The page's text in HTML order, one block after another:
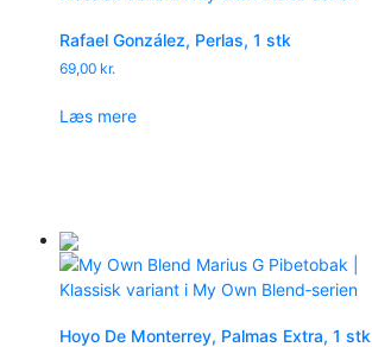
Rafael González, Perlas, 1 stk
69,00 kr.
Læs mere
Hoyo De Monterrey, Palmas Extra, 1 stk